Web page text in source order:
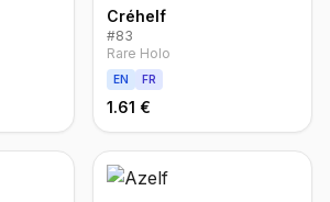
Créhelf
#83
Rare Holo
EN FR
1.61 €